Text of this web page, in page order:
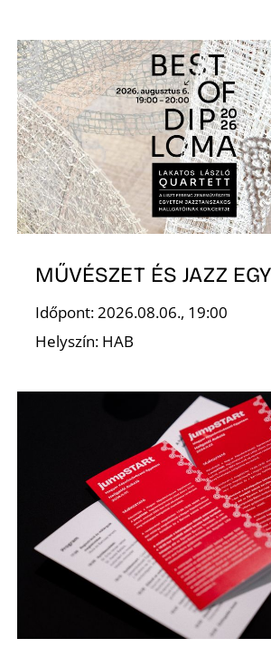
MŰVÉSZET ÉS JAZZ
Időpont: 2026.08.06., 19:00
Helyszín: HAB